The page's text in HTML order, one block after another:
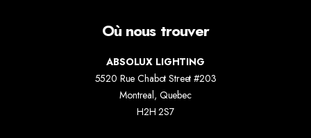
Où nous trouver
ABSOLUX LIGHTING
5520 Rue Chabot Street #203
Montreal, Quebec
H2H 2S7